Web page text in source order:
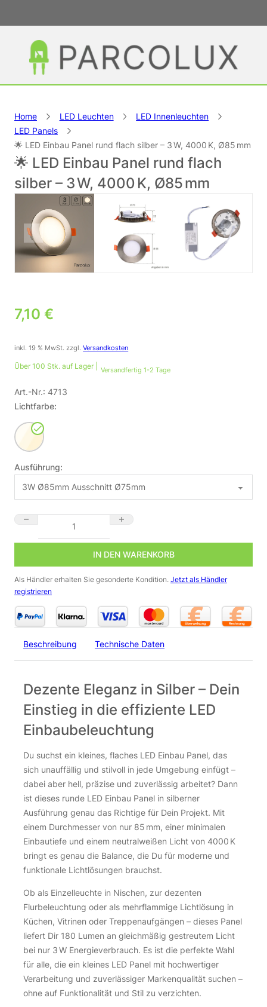
Home LED Leuchten
LED Innenleuchten
LED Panels
🌟 LED Einbau Panel rund flach silber – 3 W, 4000 K, Ø85 mm
🌟 LED Einbau Panel rund flach
silber – 3 W, 4000 K, Ø85 mm
7,10 €
inkl. 19 % MwSt. zzgl.Versandkosten
Über 100 Stk. auf Lager | Versandfertig 1-2 Tage
Art.-Nr.: 4713
Lichtfarbe:
Ausführung:
🌟 LED Einbau Panel rund flach silber – 3 W, 4000 K, Ø85 mm
IN DEN WARENKORB
Als Händler erhalten Sie gesonderte Kondition. Jetzt als Händler
registrieren
Beschreibung Technische Daten
Dezente Eleganz in Silber – Dein
Einstieg in die effiziente LED
Einbaubeleuchtung
Du suchst ein kleines, flaches LED Einbau Panel, das
sich unauffällig und stilvoll in jede Umgebung einfügt –
dabei aber hell, präzise und zuverlässig arbeitet? Dann
ist dieses runde LED Einbau Panel in silberner
Ausführung genau das Richtige für Dein Projekt. Mit
einem Durchmesser von nur 85 mm, einer minimalen
Einbautiefe und einem neutralweißen Licht von 4000 K
bringt es genau die Balance, die Du für moderne und
funktionale Lichtlösungen brauchst.
Ob als Einzelleuchte in Nischen, zur dezenten
Flurbeleuchtung oder als mehrflammige Lichtlösung in
Küchen, Vitrinen oder Treppenaufgängen – dieses Panel
liefert Dir 180 Lumen an gleichmäßig gestreutem Licht
bei nur 3 W Energieverbrauch. Es ist die perfekte Wahl
für alle, die ein kleines LED Panel mit hochwertiger
Verarbeitung und zuverlässiger Markenqualität suchen –
ohne auf Funktionalität und Stil zu verzichten.